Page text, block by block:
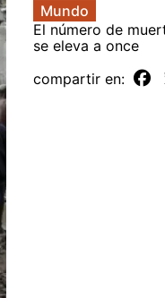
Mundo
El número de
se eleva a once
compartir en: